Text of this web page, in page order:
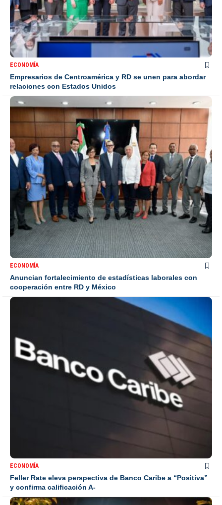
ECONOMÍA
Empresarios de Centroamérica y RD se unen para abordar
relaciones con Estados Unidos
ECONOMÍA
Anuncian fortalecimiento de estadísticas laborales con
cooperación entre RD y México
ECONOMÍA
Feller Rate eleva perspectiva de Banco Caribe a “Positiva”
y confirma calificación A-